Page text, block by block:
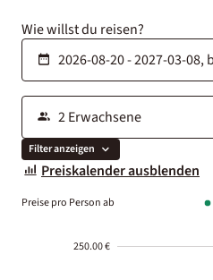
Wie willst du reisen?
Filter anzeigen
Preiskalender ausblenden
Preise pro Person ab
250.00 €